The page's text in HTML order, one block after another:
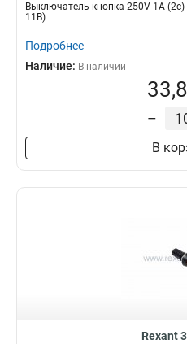
Выключатель-кнопка 250V 1А (2с)
11В)
Подробнее
Наличие: В наличии
–
В
Rexant